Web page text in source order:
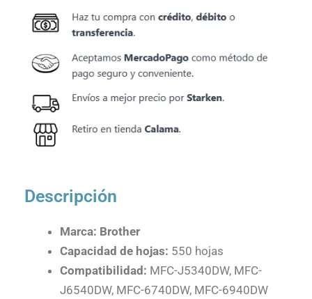
Descripción
Marca: Brother
Capacidad de hojas: 550 hojas
Compatibilidad: MFC-J5340DW, MFC-
J6540DW, MFC-6740DW, MFC-6940DW